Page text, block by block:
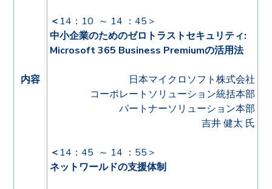
内容
＜ 14：10 ～ 14 ：45 ＞
中小企業のためのゼロトラストセキュリティ:
Microsoft 365 Business Premiumの活用法
日本マイクロソフト株式会社
コーポレートソリューション統括本部
パートナーソリューション本部
吉井 健太 氏
＜ 14：45 ～ 14 ：55＞
ネットワールドの支援体制